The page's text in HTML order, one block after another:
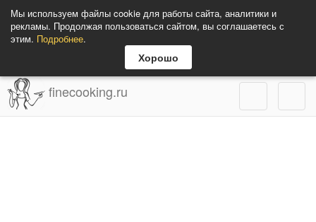
Мы используем файлы cookie для работы сайта, аналитики и
рекламы. Продолжая пользоваться сайтом, вы соглашаетесь с
этим. Подробнее.
Хорошо
finecooking.ru